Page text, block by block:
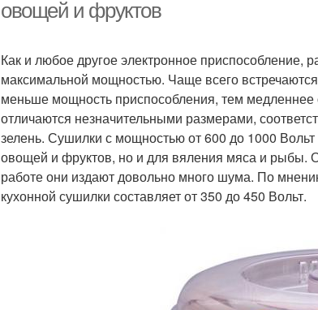
овощей и фруктов
Как и любое другое электронное приспособление,
максимальной мощностью. Чаще всего
меньше мощность приспособления, тем
отличаются незначительными размерами,
зелень. Сушилки с мощностью от 600 до 1000
овощей и фруктов, но и для вяления мяса и рыбы.
работе они издают довольно много шума. По
кухонной сушилки составляет от 350 до 450 Вольт.